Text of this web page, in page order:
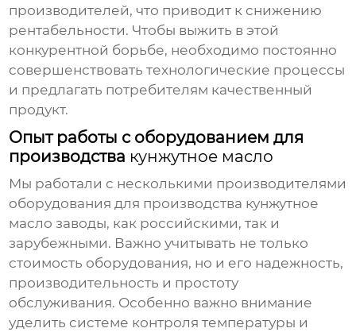
производителей, что приводит к снижению
рентабельности. Чтобы выжить в этой
конкурентной борьбе, необходимо постоянно
совершенствовать технологические процессы
и предлагать потребителям качественный
продукт.
Опыт работы с оборудованием для
производства кунжутное масло
Мы работали с несколькими производителями
оборудования для производства кунжутное
масло заводы, как российскими, так и
зарубежными. Важно учитывать не только
стоимость оборудования, но и его надежность,
производительность и простоту
обслуживания. Особенно важно внимание
уделить системе контроля температуры и